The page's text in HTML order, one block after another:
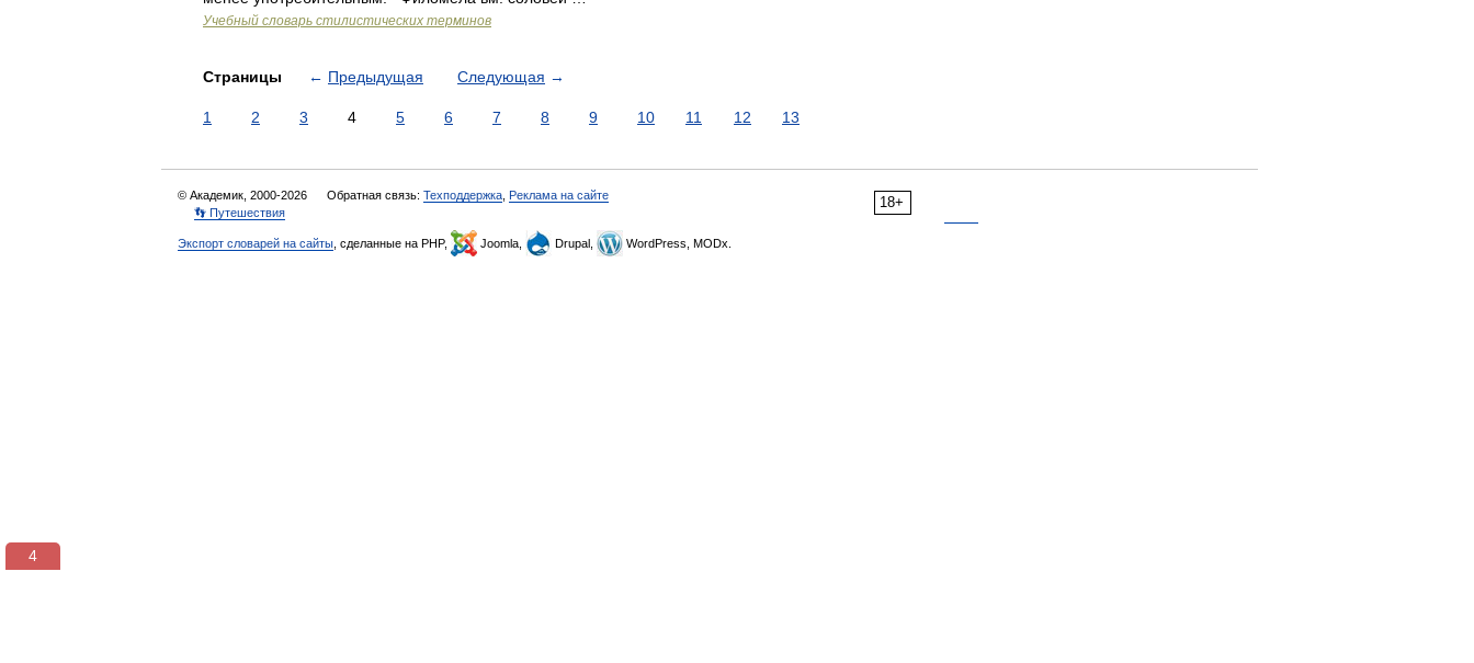
Учебный словарь стилистических терминов
Страницы ← Предыдущая Следующая →
1 2 3 4 5 6 7 8 9 10 11 12 13
18+
© Академик, 2000-2026 Обратная связь: Техподдержка Реклама на сайте
👣 Путешествия
Экспорт словарей на сайты , сделанные на PHP, Joomla, Drupal, WordPress, MODx.
3